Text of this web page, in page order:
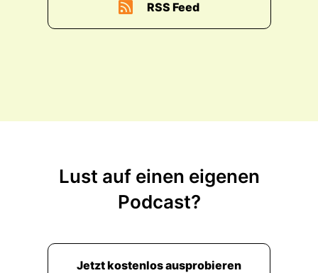
RSS Feed
Lust auf einen eigenen
Podcast?
Jetzt kostenlos ausprobieren